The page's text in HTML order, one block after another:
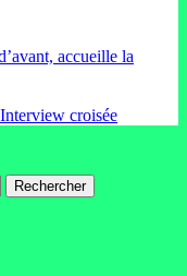
accueille la
croisée